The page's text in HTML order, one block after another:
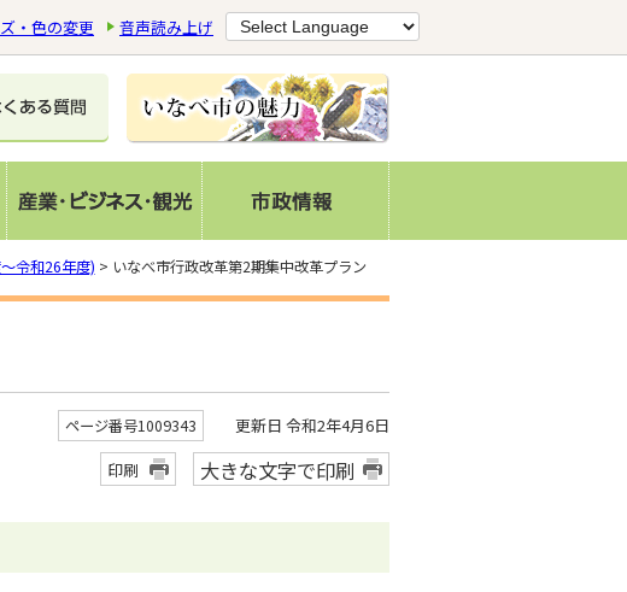
・色の変更 音声読み上げ
令和26年度) > いなべ市行政改革第2期集中改革プラン
ページ番号1009343
更新日 令和2年4月6日
印刷
大きな文字で印刷